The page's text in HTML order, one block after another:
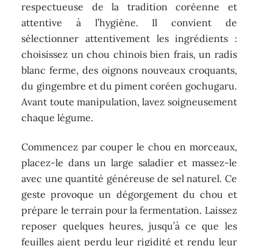
respectueuse de la tradition coréenne et
attentive à l’hygiène. Il convient de
sélectionner attentivement les ingrédients :
choisissez un chou chinois bien frais, un radis
blanc ferme, des oignons nouveaux croquants,
du gingembre et du piment coréen gochugaru.
Avant toute manipulation, lavez soigneusement
chaque légume.
Commencez par couper le chou en morceaux,
placez-le dans un large saladier et massez-le
avec une quantité généreuse de sel naturel. Ce
geste provoque un dégorgement du chou et
prépare le terrain pour la fermentation. Laissez
reposer quelques heures, jusqu’à ce que les
feuilles aient perdu leur rigidité et rendu leur